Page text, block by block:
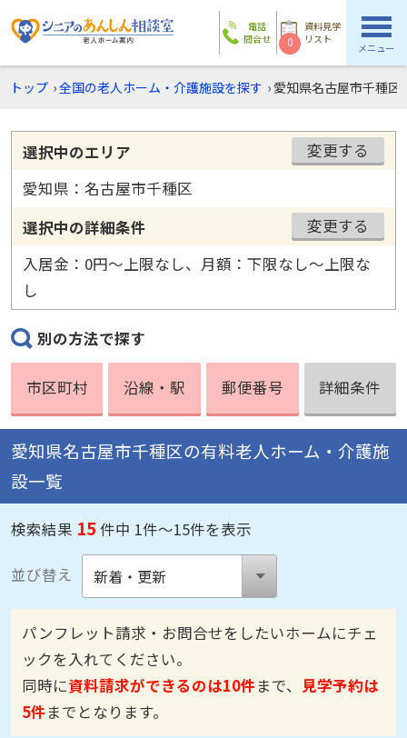
電話
問合せ
資料見学
リスト
0 メニュー
トップ ›全国の老人ホーム・介護施設を探す › 愛知県名古屋市千種区
選択中のエリア
変更する
愛知県：名古屋市千種区
選択中の詳細条件
変更する
入居金：0円〜上限なし、月額：下限なし〜上限な
し
別の方法で探す
市区町村 沿線・駅 郵便番号 詳細条件
愛知県名古屋市千種区の有料老人ホーム・介護施
設一覧
検索結果 15 件中 1件～15件を表示
並び替え
パンフレット請求・お問合せをしたいホームにチェ
ックを入れてください。
同時に資料請求ができるのは10件まで、 見学予約は
5件までとなります。